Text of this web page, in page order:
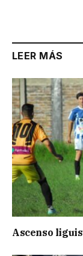
LEER MÁS
Ascenso